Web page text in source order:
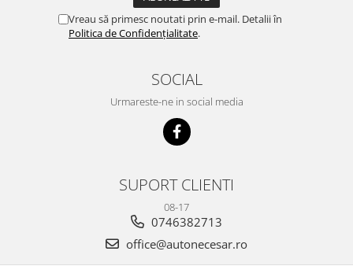
Vreau să primesc noutati prin e-mail. Detalii în
Politica de Confidențialitate.
SOCIAL
Urmareste-ne in social media
SUPORT CLIENTI
08-17
0746382713
office@autonecesar.ro